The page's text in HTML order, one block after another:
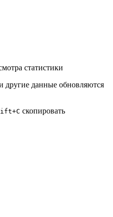
статистики
другие данные обновляются
скопировать